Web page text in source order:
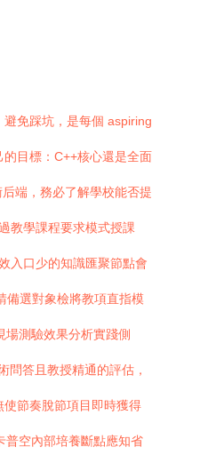
免踩坑，是每個 aspiring
目標：C++核心還是全面
端，務必了解學校能否提
教學課程要求模式授課
入口少的知識匯聚節點會
備選對象檢將教項直指模
場測驗效果分析實踐側
問答且教授精通的評估，
節奏脫節項目即時獲得
空內部培養斷點應知省